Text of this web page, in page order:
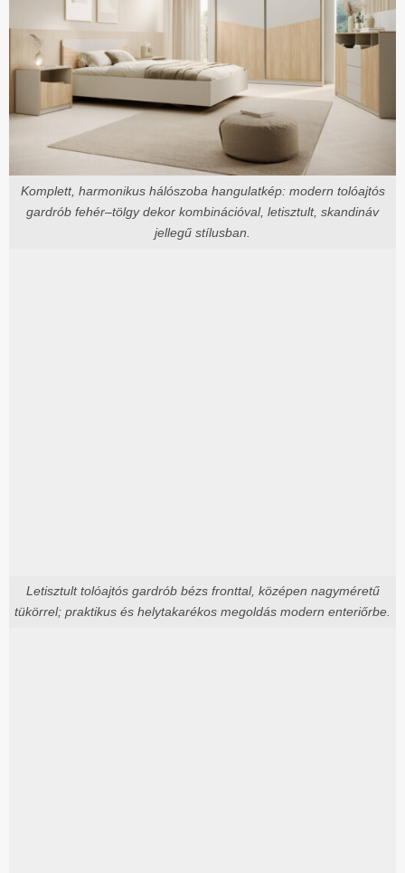
Komplett, harmonikus hálószoba hangulatkép: modern tolóajtós
gardrób fehér–tölgy dekor kombinációval, letisztult, skandináv
jellegű stílusban.
Letisztult tolóajtós gardrób bézs fronttal, középen nagyméretű
tükörrel; praktikus és helytakarékos megoldás modern enteriőrbe.